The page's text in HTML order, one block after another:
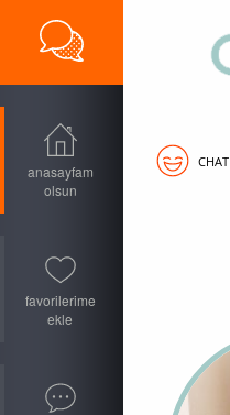
anasayfam
olsun
favorilerime
ekle
CHAT